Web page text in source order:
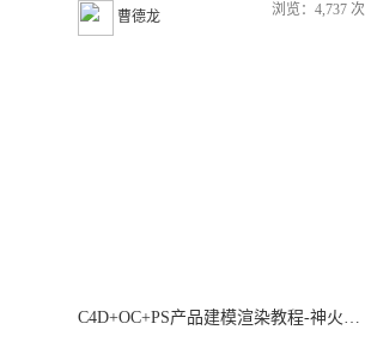
曹德龙 浏览：4,737 次
C4D+OC+PS产品建模渲染教程-神火手电筒建模渲染